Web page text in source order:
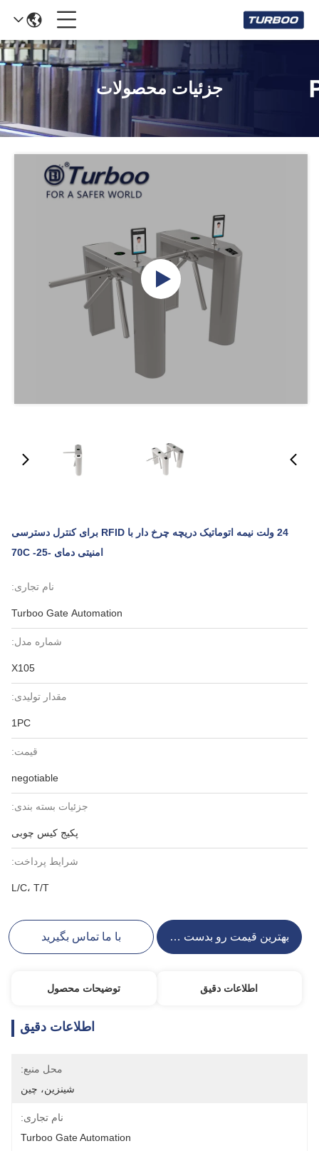
جزئیات محصولات
24 ولت نیمه اتوماتیک دریچه چرخ دار با RFID برای کنترل دسترسی
امنیتی دمای -25- 70C
نام تجاری:
Turboo Gate Automation
شماره مدل:
X105
مقدار تولیدی:
1PC
قیمت:
negotiable
جزئیات بسته بندی:
پکیج کیس چوبی
شرایط پرداخت:
L/C، T/T
بهترین قیمت رو بدست بیار با ما تماس بگیرید
اطلاعات دقیق توضیحات محصول
اطلاعات دقیق
محل منبع:
شينزين، چين
نام تجاری:
Turboo Gate Automation